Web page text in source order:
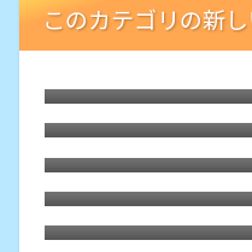
このカテゴリの新
気象予報士の再学
ープット回復」
気象予報士の再学
専門2周目、いよ
習を計画
気象予報士の再学
一般2周目「見送
気象予報士の再学
一般2周目もオンス
気象予報士の再学
&学科1周目を修了